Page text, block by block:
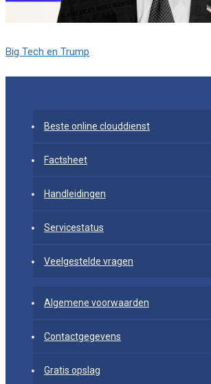
Big Tech en Trump
Beste online clouddienst
Factsheet
Handleidingen
Servicestatus
Veelgestelde vragen
Algemene voorwaarden
Contactgegevens
Gratis opslag